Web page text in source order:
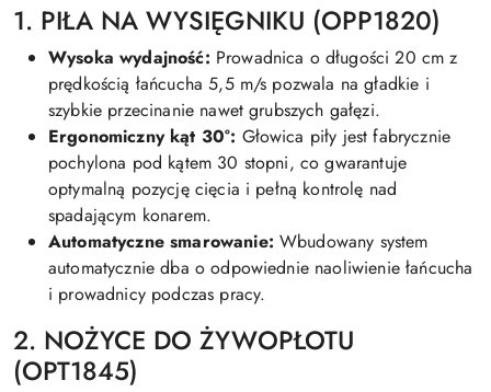
1. PIŁA NA WYSIĘGNIKU (OPP1820)
Wysoka wydajność: Prowadnica o długości 20 cm z
prędkością łańcucha 5,5 m/s pozwala na gładkie i
szybkie przecinanie nawet grubszych gałęzi.
Ergonomiczny kąt 30°: Głowica piły jest fabrycznie
pochylona pod kątem 30 stopni, co gwarantuje
optymalną pozycję cięcia i pełną kontrolę nad
spadającym konarem.
Automatyczne smarowanie: Wbudowany system
automatycznie dba o odpowiednie naoliwienie łańcucha
i prowadnicy podczas pracy.
2. NOŻYCE DO ŻYWOPŁOTU
(OPT1845)